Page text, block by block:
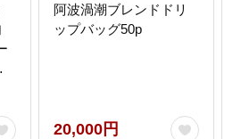
阿波渦潮ブレンドドリ
ップバッグ50p
20,000円